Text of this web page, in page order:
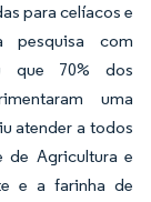
para celíacos e
pesquisa com
que 70% dos
uma
atender a todos
de Agricultura e
e a farinha de